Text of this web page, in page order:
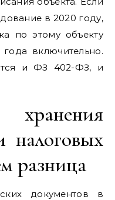
в 2020 году,
по этому объекту
включительно.
и ФЗ 402-ФЗ, и
налоговых
разница
документов в